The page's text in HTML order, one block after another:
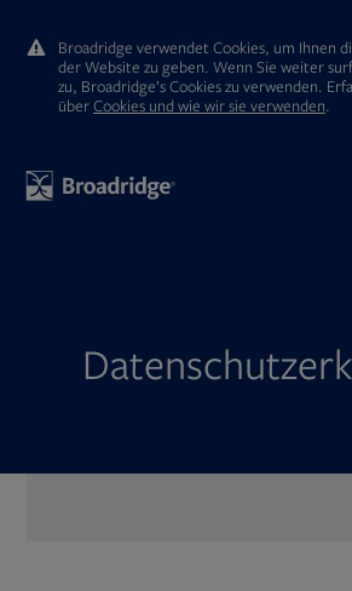
Broadridge verwendet Cookies, um Ihnen
der Website zu geben. Wenn Sie weiter
zu, Broadridge’s Cookies zu verwenden.
ūberCookies und wie wir sie verwenden.